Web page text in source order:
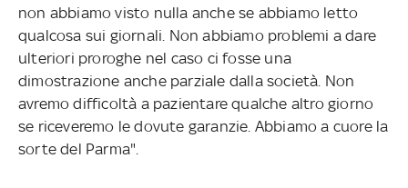
non abbiamo visto nulla anche se abbiamo letto
qualcosa sui giornali. Non abbiamo problemi a dare
ulteriori proroghe nel caso ci fosse una
dimostrazione anche parziale dalla società. Non
avremo difficoltà a pazientare qualche altro giorno
se riceveremo le dovute garanzie. Abbiamo a cuore la
sorte del Parma".